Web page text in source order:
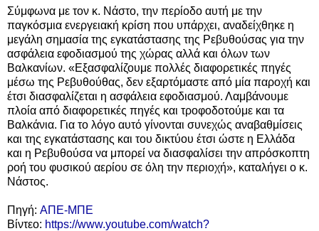
Σύμφωνα με τον κ. Νάστο, την περίοδο αυτή με την
παγκόσμια ενεργειακή κρίση που υπάρχει, αναδείχθηκε η
μεγάλη σημασία της εγκατάστασης της Ρεβυθούσας για την
ασφάλεια εφοδιασμού της χώρας αλλά και όλων των
Βαλκανίων. «Εξασφαλίζουμε πολλές διαφορετικές πηγές
μέσω της Ρεβυθούθας, δεν εξαρτόμαστε από μία παροχή και
έτσι διασφαλίζεται η ασφάλεια εφοδιασμού. Λαμβάνουμε
πλοία από διαφορετικές πηγές και τροφοδοτούμε και τα
Βαλκάνια. Για το λόγο αυτό γίνονται συνεχώς αναβαθμίσεις
και της εγκατάστασης και του δικτύου έτσι ώστε η Ελλάδα
και η Ρεβυθούσα να μπορεί να διασφαλίσει την απρόσκοπτη
ροή του φυσικού αερίου σε όλη την περιοχή», καταλήγει ο κ.
Νάστος.
Πηγή: ΑΠΕ-ΜΠΕ
Βίντεο: https://www.youtube.com/watch?